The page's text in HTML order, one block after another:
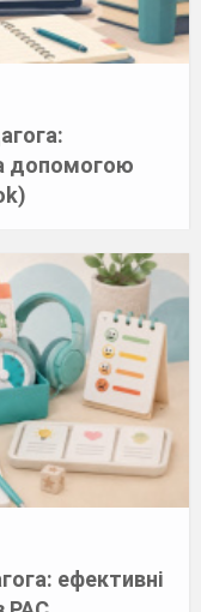
допомогою
ефективні